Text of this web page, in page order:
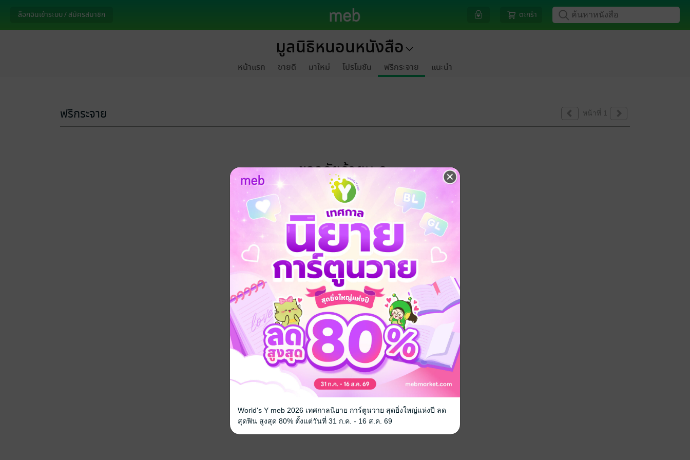
ล็อกอินเข้าระบบ / สมัครสมาชิก ตะกร้า
มูลนิธิหนอนหนังสือ
หน้าแรก ขายดี มาใหม่ โปรโมชัน ฟรีกระจาย แนะนำ
ฟรีกระจาย หน้าที่ 1
ขออภัยด้วยนะคะ
ไม่พบข้อมูลในหัวข้อที่คุณกำลังชมค่ะ
World's Y meb 2026 เทศกาลนิยาย การ์ตูนวาย สุดยิ่งใหญ่แห่งปี ลด
สุดฟิน สูงสุด 80% ตั้งแต่วันที่ 31 ก.ค. - 16 ส.ค. 69